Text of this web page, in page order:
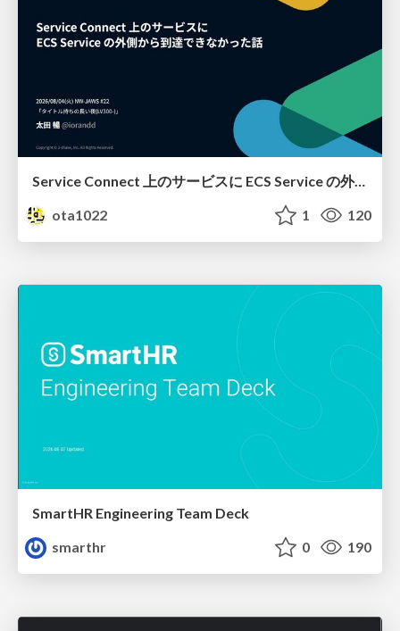
Service Connect 上のサービスに ECS Service の外側から到達できなかった話
ota1022
1 120
SmartHR Engineering Team Deck
smarthr
0 190